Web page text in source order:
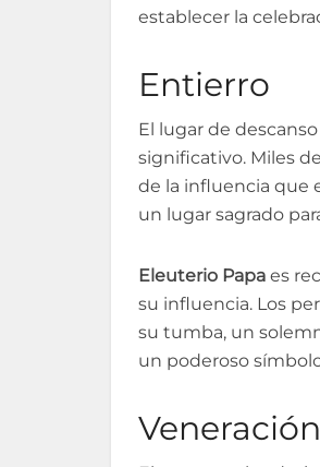
establecer la
Entierro
El lugar de
significativo. Miles
de la influencia que
un lugar sagrado
Eleuterio Papa es
su influencia. Los
su tumba, un
un poderoso
Veneración